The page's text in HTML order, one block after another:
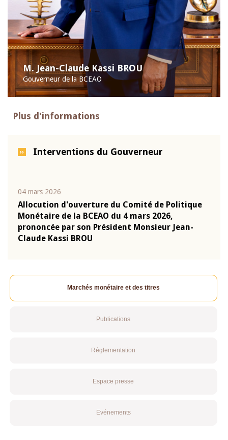
M. Jean-Claude Kassi BROU
Gouverneur de la BCEAO
Plus d'informations
Interventions du Gouverneur
04 mars 2026
Allocution d'ouverture du Comité de Politique
Monétaire de la BCEAO du 4 mars 2026,
prononcée par son Président Monsieur Jean-
Claude Kassi BROU
Marchés monétaire et des titres
Publications
Réglementation
Espace presse
Evénements